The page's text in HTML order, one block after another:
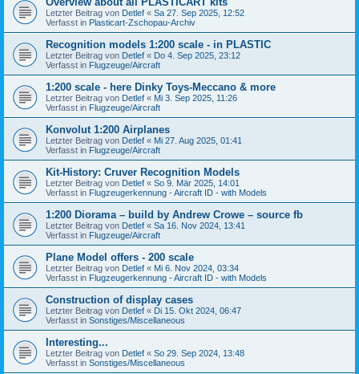
Letzter Beitrag von Detlef « Sa 27. Sep 2025, 12:52
Verfasst in Plasticart-Zschopau-Archiv
Recognition models 1:200 scale - in PLASTIC
Letzter Beitrag von Detlef « Do 4. Sep 2025, 23:12
Verfasst in Flugzeuge/Aircraft
1:200 scale - here Dinky Toys-Meccano & more
Letzter Beitrag von Detlef « Mi 3. Sep 2025, 11:26
Verfasst in Flugzeuge/Aircraft
Konvolut 1:200 Airplanes
Letzter Beitrag von Detlef « Mi 27. Aug 2025, 01:41
Verfasst in Flugzeuge/Aircraft
Kit-History: Cruver Recognition Models
Letzter Beitrag von Detlef « So 9. Mär 2025, 14:01
Verfasst in Flugzeugerkennung - Aircraft ID - with Models
1:200 Diorama – build by Andrew Crowe – source fb
Letzter Beitrag von Detlef « Sa 16. Nov 2024, 13:41
Verfasst in Flugzeuge/Aircraft
Plane Model offers - 200 scale
Letzter Beitrag von Detlef « Mi 6. Nov 2024, 03:34
Verfasst in Flugzeugerkennung - Aircraft ID - with Models
Construction of display cases
Letzter Beitrag von Detlef « Di 15. Okt 2024, 06:47
Verfasst in Sonstiges/Miscellaneous
Interesting...
Letzter Beitrag von Detlef « So 29. Sep 2024, 13:48
Verfasst in Sonstiges/Miscellaneous